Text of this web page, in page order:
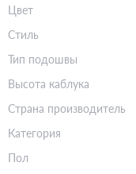
Цвет
Стиль
Тип подошвы
Высота каблука
Страна производитель
Категория
Пол